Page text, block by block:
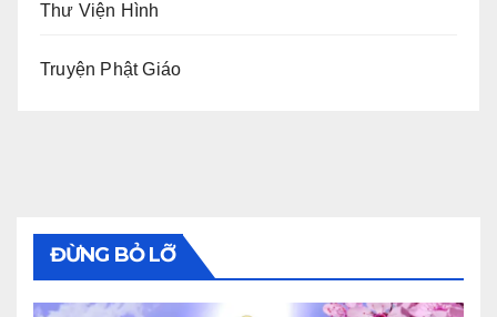
Thư Viện Hình
Truyện Phật Giáo
ĐỪNG BỎ LỠ